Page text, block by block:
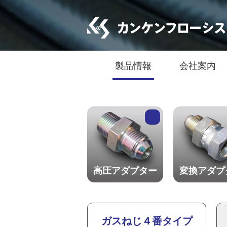
製品情報 会社案内
高圧アダプター 変換アダプ
ガスねじ４番タイプ